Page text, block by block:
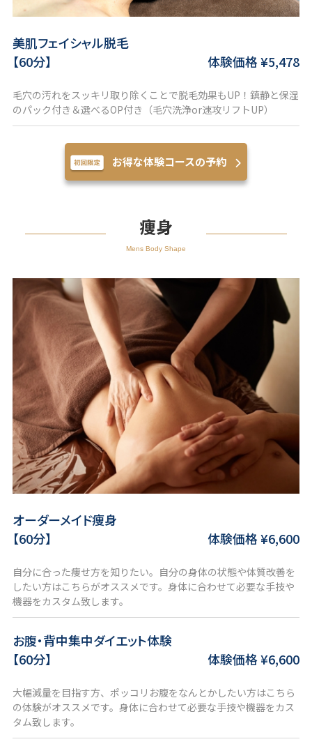
美肌フェイシャル脱毛
【60分】
体験価格 ¥5,478
毛穴の汚れをスッキリ取り除くことで脱毛効果もUP！鎮静と保湿
のパック付き＆選べるOP付き（毛穴洗浄or速攻リフトUP）
お得な体験コースの予約
痩身
オーダーメイド痩身
【60分】
体験価格 ¥6,600
自分に合った痩せ方を知りたい。自分の身体の状態や体質改善を
したい方はこちらがオススメです。身体に合わせて必要な手技や
機器をカスタム致します。
お腹・背中集中ダイエット体験
【60分】
体験価格 ¥6,600
大幅減量を目指す方、ポッコリお腹をなんとかしたい方はこちら
の体験がオススメです。身体に合わせて必要な手技や機器をカス
タム致します。